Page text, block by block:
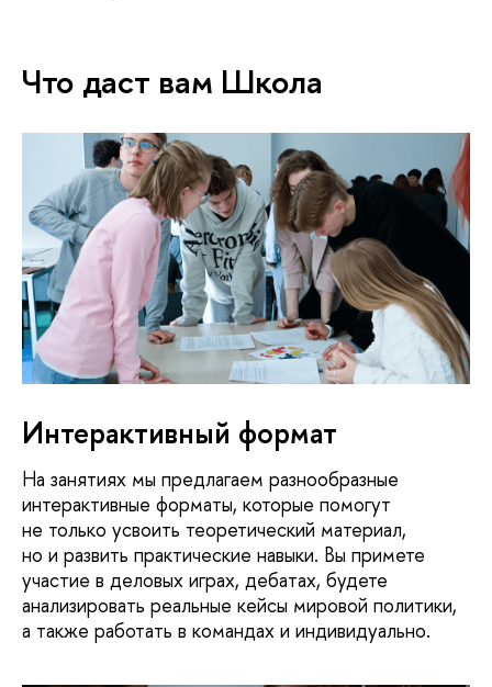
Что даст вам Школа
Интерактивный формат
На занятиях мы предлагаем разнообразные
интерактивные форматы, которые помогут
не только усвоить теоретический материал,
но и развить практические навыки. Вы примете
участие в деловых играх, дебатах, будете
анализировать реальные кейсы мировой политики,
а также работать в командах и индивидуально.